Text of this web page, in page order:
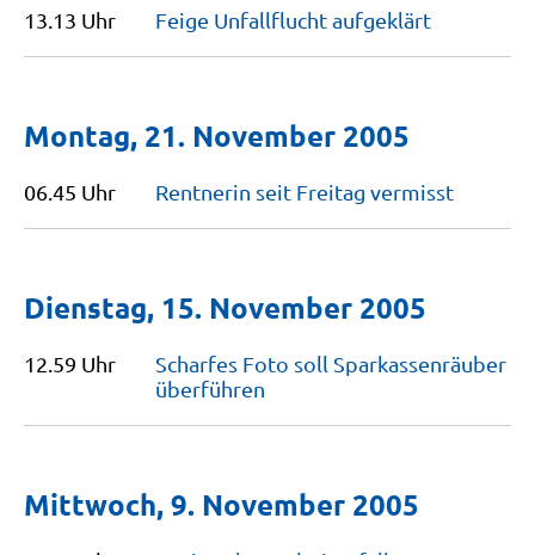
13.13 Uhr Feige Unfallfluchtaufgeklärt
Montag, 21. November 2005
06.45 Uhr Rentnerin seit Freitag vermisst
Dienstag, 15. November 2005
12.59 Uhr
Scharfes Foto soll Sparkassenräuber
überführen
Mittwoch, 9. November 2005